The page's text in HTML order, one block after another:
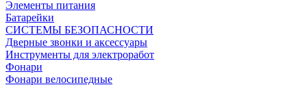
Элементы питания
Батарейки
СИСТЕМЫ БЕЗОПАСНОСТИ
Дверные звонки и аксессуары
Инструменты для электроработ
Фонари
Фонари велосипедные